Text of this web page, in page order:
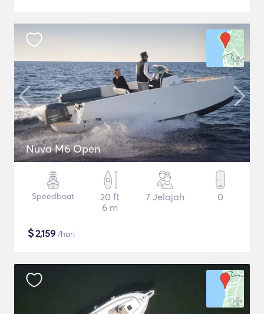
Nuva M6 Open
Speedboat
20 ft
6 m
7 Jelajah 0
$2,159 /hari